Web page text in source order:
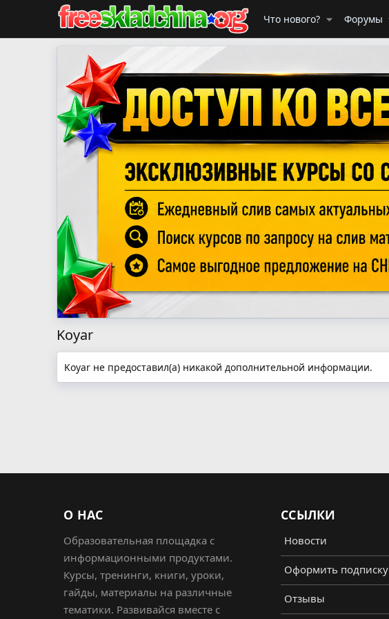
Что нового? Форумы
Koyar
Koyar не предоставил(а) никакой дополнительной информации.
О НАС
Образовательная площадка с
информационными продуктами.
Курсы, тренинги, книги, уроки,
гайды, материалы на различные
тематики. Развивайся вместе с
ССЫЛКИ
Новости
Оформить подписку
Отзывы